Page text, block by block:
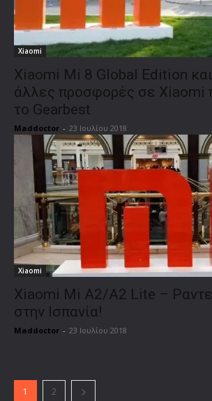
Xiaomi
Xiaomi Mi 8 Global Edition
άλλες προσφορές σε Xiaomi
το Gearbest
Maddoctor - 23 Ιουλίου 2018
Xiaomi
Xiaomi Mi A2/A2 Lite –
στην Ισπανία!
Maddoctor - 23 Ιουλίου 2018
1 2